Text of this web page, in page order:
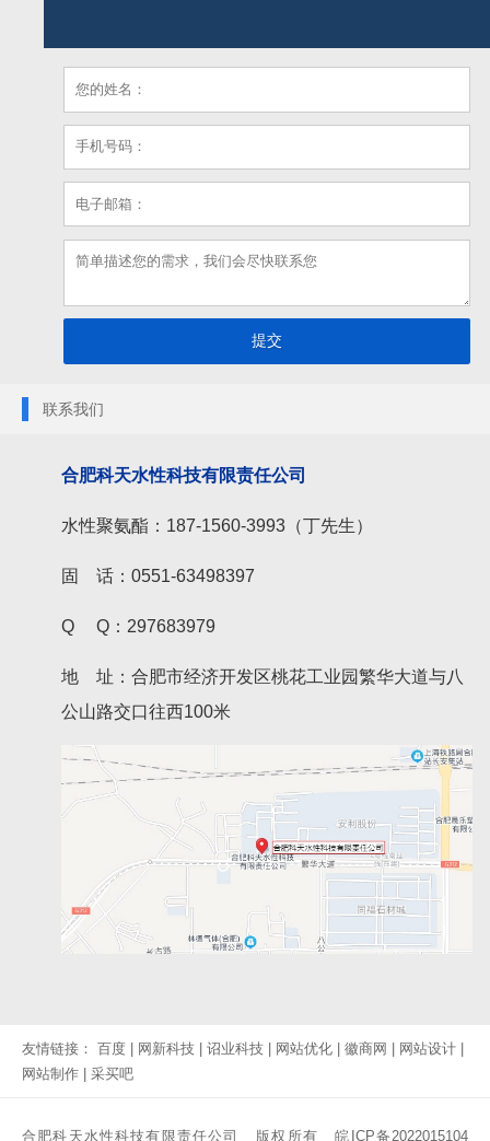
联系我们
合肥科天水性科技有限责任公司
水性聚氨酯：187-1560-3993（丁先生）
固 话：0551-63498397
Q Q：297683979
地 址：合肥市经济开发区桃花工业园繁华大道与八
公山路交口往西100米
友情链接： 百度 | 网新科技 | 诏业科技 | 网站优化 | 徽商网 | 网站设计 |
网站制作 | 采买吧
合肥科天水性科技有限责任公司 版权所有皖ICP备2022015104